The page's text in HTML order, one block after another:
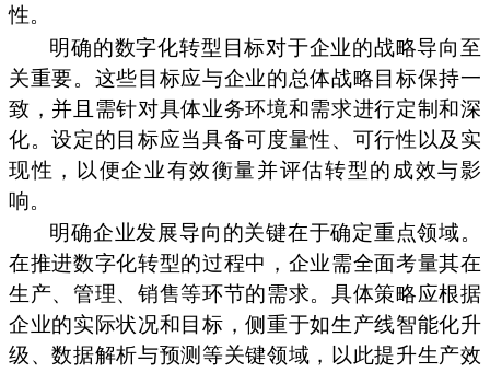
性。
明确的数字化转型目标对于企业的战略导向至
关重要。这些目标应与企业的总体战略目标保持一
致，并且需针对具体业务环境和需求进行定制和深
化。设定的目标应当具备可度量性、可行性以及实
现性，以便企业有效衡量并评估转型的成效与影
响。
明确企业发展导向的关键在于确定重点领域。
在推进数字化转型的过程中，企业需全面考量其在
生产、管理、销售等环节的需求。具体策略应根据
企业的实际状况和目标，侧重于如生产线智能化升
级、数据解析与预测等关键领域，以此提升生产效